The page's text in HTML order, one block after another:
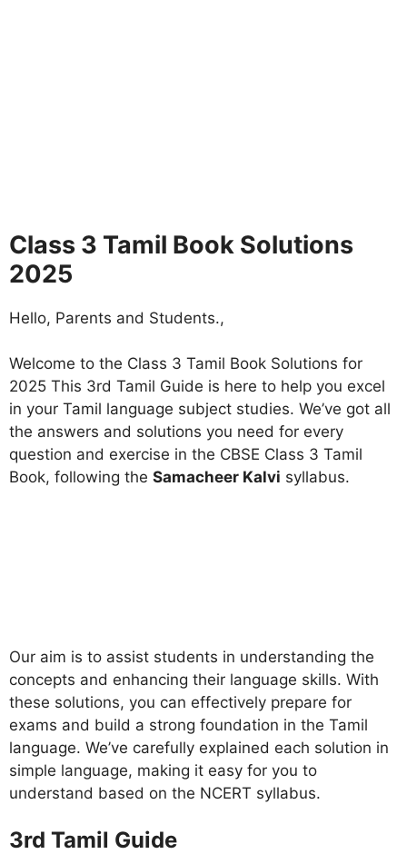
Class 3 Tamil Book Solutions
2025
Hello, Parents and Students.,
Welcome to the Class 3 Tamil Book Solutions for
2025 This 3rd Tamil Guide is here to help you excel
in your Tamil language subject studies. We’ve got all
the answers and solutions you need for every
question and exercise in the CBSE Class 3 Tamil
Book, following the Samacheer Kalvi syllabus.
Our aim is to assist students in understanding the
concepts and enhancing their language skills. With
these solutions, you can effectively prepare for
exams and build a strong foundation in the Tamil
language. We’ve carefully explained each solution in
simple language, making it easy for you to
understand based on the NCERT syllabus.
3rd Tamil Guide